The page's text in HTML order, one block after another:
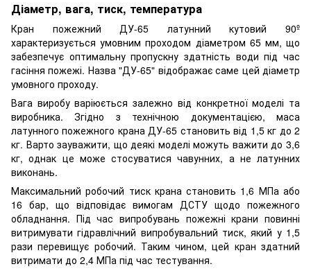
Діаметр, вага, тиск, температура
Кран пожежний ДУ-65 латунний кутовий 90º
характеризується умовним проходом діаметром 65 мм, що
забезпечує оптимальну пропускну здатність води під час
гасіння пожежі. Назва "ДУ-65" відображає саме цей діаметр
умовного проходу.
Вага виробу варіюється залежно від конкретної моделі та
виробника. Згідно з технічною документацією, маса
латунного пожежного крана ДУ-65 становить від 1,5 кг до 2
кг. Варто зауважити, що деякі моделі можуть важити до 3,6
кг, однак це може стосуватися чавунних, а не латунних
виконань.
Максимальний робочий тиск крана становить 1,6 МПа або
16 бар, що відповідає вимогам ДСТУ щодо пожежного
обладнання. Під час випробувань пожежні крани повинні
витримувати гідравлічний випробувальний тиск, який у 1,5
рази перевищує робочий. Таким чином, цей кран здатний
витримати до 2,4 МПа під час тестування.